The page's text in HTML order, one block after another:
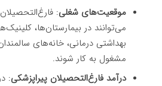
موقعیت‌های شغلی:
می‌توانند در بیمارستان‌ها،
بهداشتی درمانی، خانه‌های
مشغول به کار شوند.
درآمد فارغ‌التحصیلان پیراپزشکی: